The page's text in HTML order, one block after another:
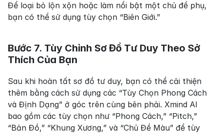
Để loại bỏ lộn xộn hoặc làm nổi bật một chủ đề phụ,
bạn có thể sử dụng tùy chọn “Biên Giới.”
Bước 7. Tùy Chỉnh Sơ Đồ Tư Duy Theo Sở
Thích Của Bạn
Sau khi hoàn tất sơ đồ tư duy, bạn có thể cải thiện
thêm bằng cách sử dụng các “Tùy Chọn Phong Cách
và Định Dạng” ở góc trên cùng bên phải. Xmind AI
bao gồm các tùy chọn như “Phong Cách,” “Pitch,”
“Bản Đồ,” “Khung Xương,” và “Chủ Đề Màu” để tùy